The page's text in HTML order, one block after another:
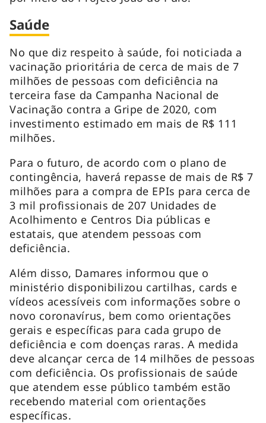
Saúde
No que diz respeito à saúde, foi noticiada a
vacinação prioritária de cerca de mais de 7
milhões de pessoas com deficiência na
terceira fase da Campanha Nacional de
Vacinação contra a Gripe de 2020, com
investimento estimado em mais de R$ 111
milhões.
Para o futuro, de acordo com o plano de
contingência, haverá repasse de mais de R$ 7
milhões para a compra de EPIs para cerca de
3 mil profissionais de 207 Unidades de
Acolhimento e Centros Dia públicas e
estatais, que atendem pessoas com
deficiência.
Além disso, Damares informou que o
ministério disponibilizou cartilhas, cards e
vídeos acessíveis com informações sobre o
novo coronavírus, bem como orientações
gerais e específicas para cada grupo de
deficiência e com doenças raras. A medida
deve alcançar cerca de 14 milhões de pessoas
com deficiência. Os profissionais de saúde
que atendem esse público também estão
recebendo material com orientações
específicas.